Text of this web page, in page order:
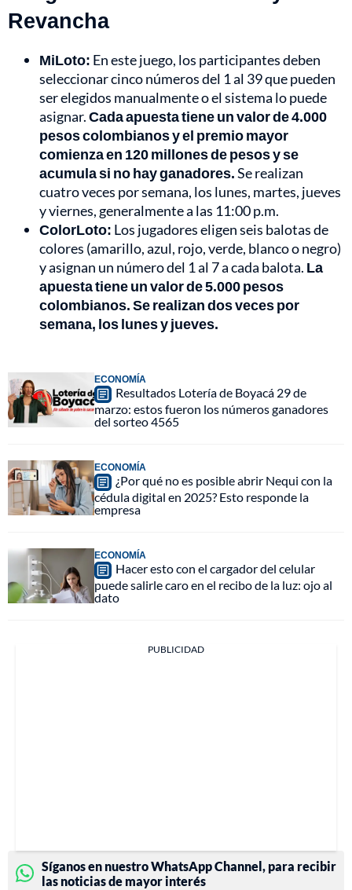
Revancha
MiLoto: En este juego, los participantes deben
seleccionar cinco números del 1 al 39 que pueden
ser elegidos manualmente o el sistema lo puede
asignar.Cada apuesta tiene un valor de 4.000
pesos colombianos y el premio mayor
comienza en 120 millones de pesos y se
acumula si no hay ganadores.Se realizan
cuatro veces por semana, los lunes, martes, jueves
y viernes, generalmente a las 11:00 p.m.
ColorLoto: Los jugadores eligen seis balotas de
colores (amarillo, azul, rojo, verde, blanco o negro)
y asignan un número del 1 al 7 a cada balota. La
apuesta tiene un valor de 5.000 pesos
colombianos. Se realizan dos veces por
semana, los lunes y jueves.
ECONOMÍA
Resultados Lotería de Boyacá 29 de
marzo: estos fueron los números ganadores
del sorteo 4565
ECONOMÍA
¿Por qué no es posible abrir Nequi con la
cédula digital en 2025? Esto responde la
empresa
ECONOMÍA
Hacer esto con el cargador del celular
puede salirle caro en el recibo de la luz: ojo al
dato
PUBLICIDAD
Síganos en nuestro WhatsApp Channel, para recibir
las noticias de mayor interés